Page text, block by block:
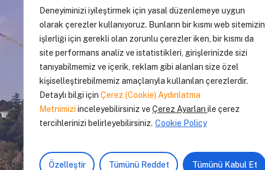
Deneyiminizi iyileştirmek için yasal düzenlemeye uygun
olarak çerezler kullanıyoruz. Bunların bir kısmı web sitemizin
işlerliği için gerekli olan zorunlu çerezler iken, bir kısmı da
site performans analiz ve istatistikleri, girişlerinizde sizi
tanıyabilmemiz ve içerik, reklam gibi alanları size özel
kişiselleştirebilmemiz amaçlarıyla kullanılan çerezlerdir.
Detaylı bilgi için Çerez (Cookie) Aydınlatma
Metnimizi inceleyebilirsiniz ve Çerez Ayarları ile çerez
tercihlerinizi belirleyebilirsiniz. Cookie Policy
Özelleştir Tümünü Reddet Tümünü Kabul Et